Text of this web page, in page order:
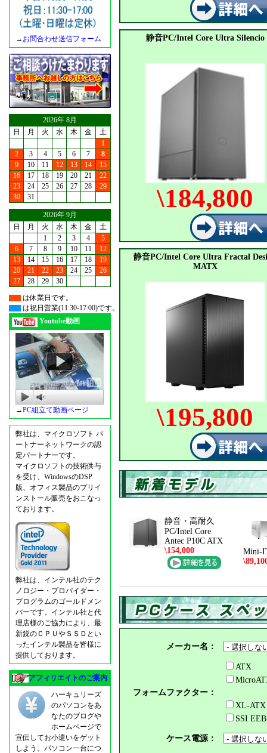
→ お問合わせ送信フォーム
2026年 8月
日
月 火 水 木 金
土
1
2
3 4 5 6 7
8
9
10 11 12 13 14
15
16
17 18 19 20 21
22
23
24 25 26 27 28
29
30
31
2026年 9月
日
月 火 水 木 金
土
1
2 3 4
5
6
7 8 9 10 11
12
13
14 15 16 17 18
19
20
21 22 23 24 25
26
27
28 29
30
は休業日です。
は祝日営業(11:30-17:00)です。
Youtube動画
→PC組立て動画ページ
弊社は、マイクロソフト パ
ートナーネットワークの認
定パートナーです。
マイクロソフトの技術供与
を受け、WindowsのDSP
版、オフィス製品のプリイ
ンストール販売をおこなっ
ております。
弊社は、インテル社のテク
ノロジー・プロバイダー・
プログラムのゴールドメン
バーです。インテル社と代
理店様のご協力により、最
新鋭のＣＰＵやＳＳＤとい
ったインテル製品を皆様に
提供しております。
アフィリエイトのご案内
ハーキュリーズ
のパソコンをあ
なたのブログや
ホームページで
宣伝してお小遣いをゲット
しよう。パソコン一台につ
静音PC/Intel Core Ultra Silencio
\184,800
静音PC/Intel Core Ultra Fractal
MATX
\195,800
静音・高耐久
PC/Intel Core
Antec P10C ATX
\154,000
Mini-
メーカー名：
フォームファクター：
ATX
XL-ATX
SSI EEB
ケース電源：